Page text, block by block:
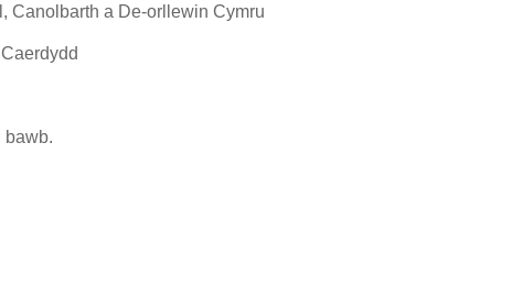
Canolbarth a De-orllewin Cymru
bawb.